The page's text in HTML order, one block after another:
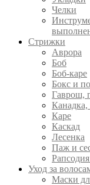
Челки
Стрижки
Аврора
Боб
Боб-каре
Бокс и
Гаврош,
Канадка,
Каре
Каскад
Лесенка
Паж и
Уход за
Маски